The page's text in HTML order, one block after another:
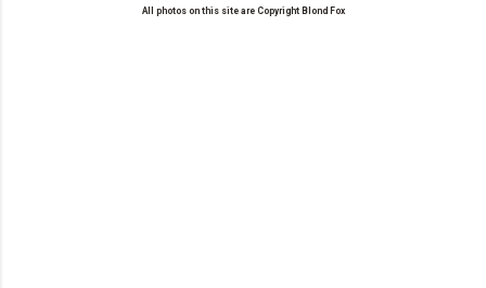
All photos on this site are Copyright Blond Fox